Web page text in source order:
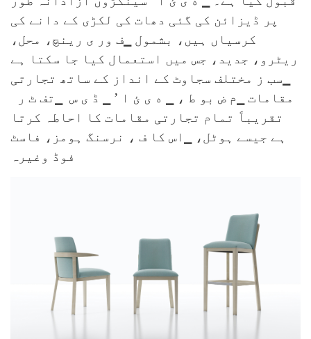
پر ڈیزائن کی گئی دھات کی لکڑی کے دانے کی
کرسیاں ہیں، بشمول
▁ف ور ی رینچ، محل،
ریٹرو، جدید، جس میں استعمال کیا جا سکتا ہے
▁سب ز
مختلف سجاوٹ کے انداز کے ساتھ تجارتی
مقامات
▁م ض بو ط ، ▁ ه ی ئ ا ’ ▁ ڈ ی س ▁تف ٹ ر
تقریباً تمام تجارتی مقامات کا احاطہ کرتا
ہے جیسے ہوٹل،
▁اس کا ف ، نرسنگ ہومز، فاسٹ
فوڈ وغیرہ